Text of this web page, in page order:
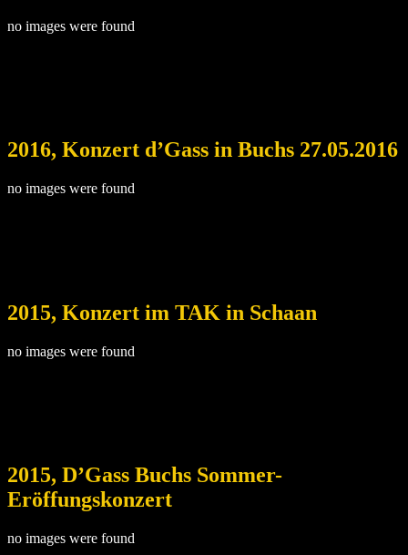
no images were found
2016, Konzert d’Gass in Buchs 27.05.2016
no images were found
2015, Konzert im TAK in Schaan
no images were found
2015, D’Gass Buchs Sommer-
Eröffungskonzert
no images were found